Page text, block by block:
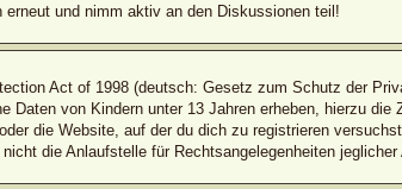
und nimm aktiv an den Diskussionen teil!
Act of 1998 (deutsch: Gesetz zum Schutz der
von Kindern unter 13 Jahren erheben, hierzu
die Website, auf der du dich zu registrieren
die Anlaufstelle für Rechtsangelegenheiten